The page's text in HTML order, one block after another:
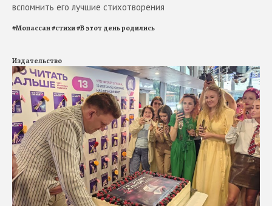
вспомнить его лучшие стихотворения
#Мопассан#стихи#В этот день родились
Издательство